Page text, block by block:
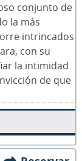
conjunto de
la más
intrincados
con su
la intimidad
de que